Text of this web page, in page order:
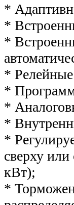
*
*
*
*
*
*
*
*
сверху
кВт);
*